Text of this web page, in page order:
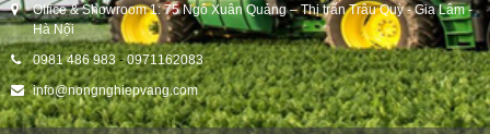
Office & Showroom 1: 75 Ngô Xuân Quảng – Thị trấn Trâu Quỳ - Gia Lâm -
Hà Nội
0981 486 983-0971162083
info@nongnghiepvang.com